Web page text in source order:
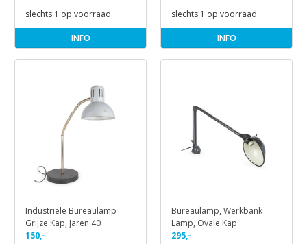
slechts 1 op voorraad
INFO
slechts 1 op voorraad
INFO
Industriële Bureaulamp
Grijze Kap, Jaren 40
150,-
Bureaulamp, Werkbank
Lamp, Ovale Kap
295,-